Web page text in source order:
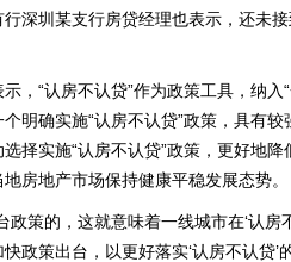
深圳某支行房贷经理也表示，还未接
“认房不认贷”作为政策工具，纳入
明确实施“认房不认贷”政策，具有
择实施“认房不认贷”政策，更好地
房地产市场保持健康平稳发展态势。
策的，这就意味着一线城市在‘认房
政策出台，以更好落实‘认房不认贷’